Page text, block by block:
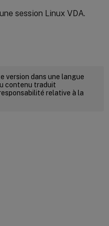
session Linux VDA.
version dans une langue
contenu traduit
relative à la